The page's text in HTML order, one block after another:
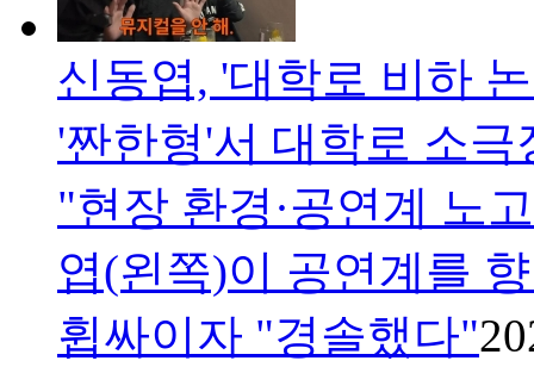
신동엽, '대학로 비하
'짠한형'서 대학로 소
"현장 환경·공연계 노
엽(왼쪽)이 공연계를
휩싸이자 "경솔했다"